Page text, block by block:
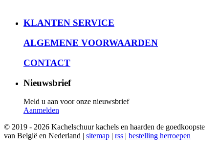
KLANTEN SERVICE
ALGEMENE VOORWAARDEN
CONTACT
Nieuwsbrief
Meld u aan voor onze nieuwsbrief
Aanmelden
© 2019 - 2026 Kachelschuur kachels en haarden de goedkoopste
van België en Nederland | sitemap | rss | bestelling herroepen